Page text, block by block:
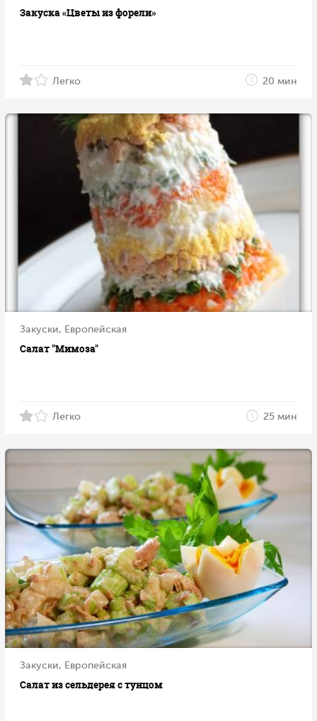
Закуска «Цветы из форели»
Легко 20 мин
Закуски, Европейская
Салат "Мимоза"
Легко 25 мин
Закуски, Европейская
Салат из сельдерея с тунцом